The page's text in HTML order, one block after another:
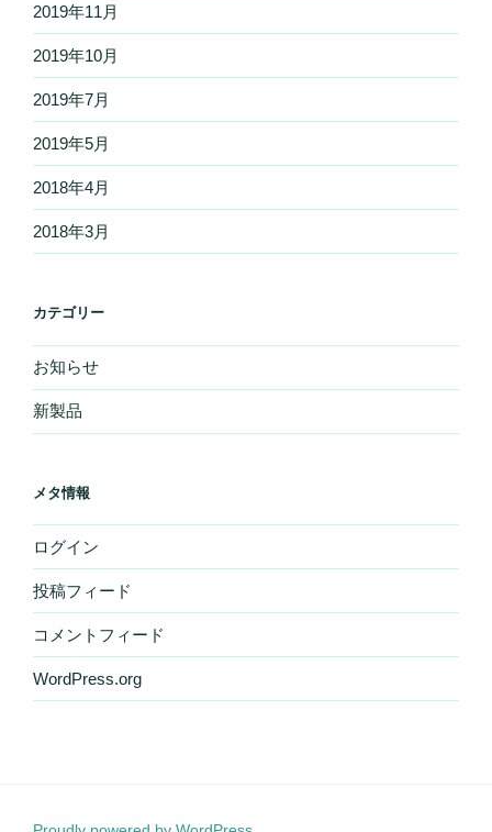
2019年11月
2019年10月
2019年7月
2019年5月
2018年4月
2018年3月
カテゴリー
お知らせ
新製品
メタ情報
ログイン
投稿フィード
コメントフィード
WordPress.org